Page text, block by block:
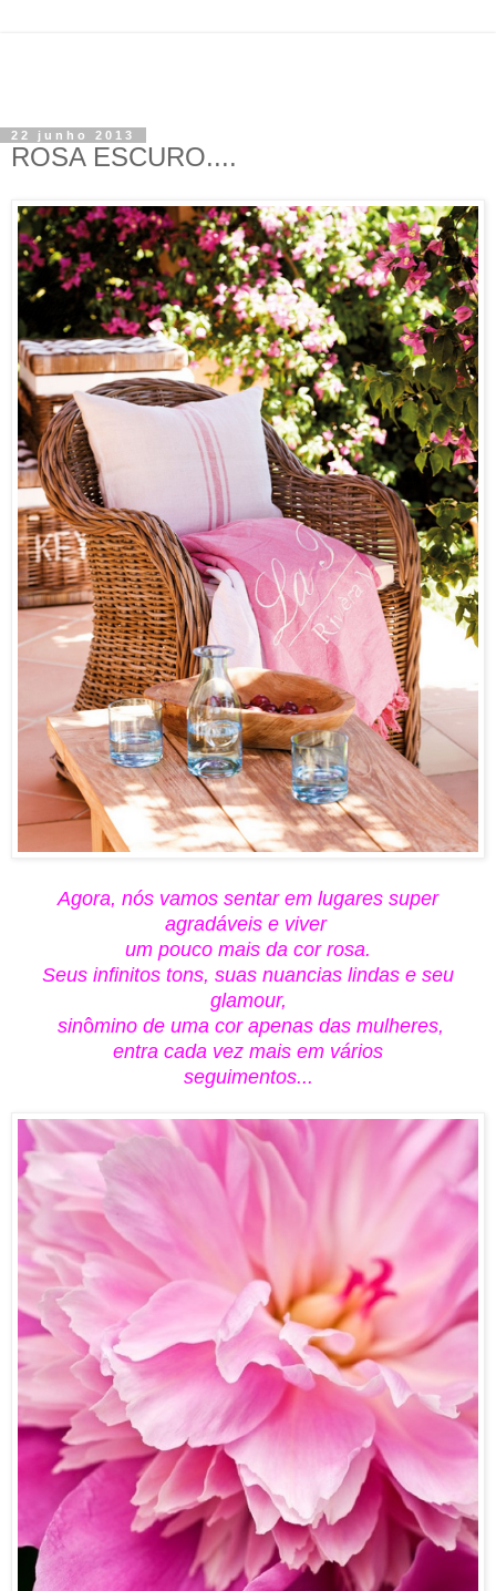
22 junho 2013
ROSA ESCURO....
Agora, nós vamos sentar em lugares super
agradáveis e viver
um pouco mais da cor rosa.
Seus infinitos tons, suas nuancias lindas e seu
glamour,
sinômino de uma cor apenas das mulheres,
entra cada vez mais em vários
seguimentos...